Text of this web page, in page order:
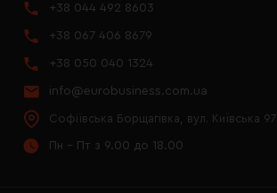
+38 044 492 8603
+38 067 406 8679
+38 050 040 1324
info@eurobusiness.com.ua
Софіївська Борщагівка, вул. Київська 97
Пн - Пт з 9.00 до 18.00